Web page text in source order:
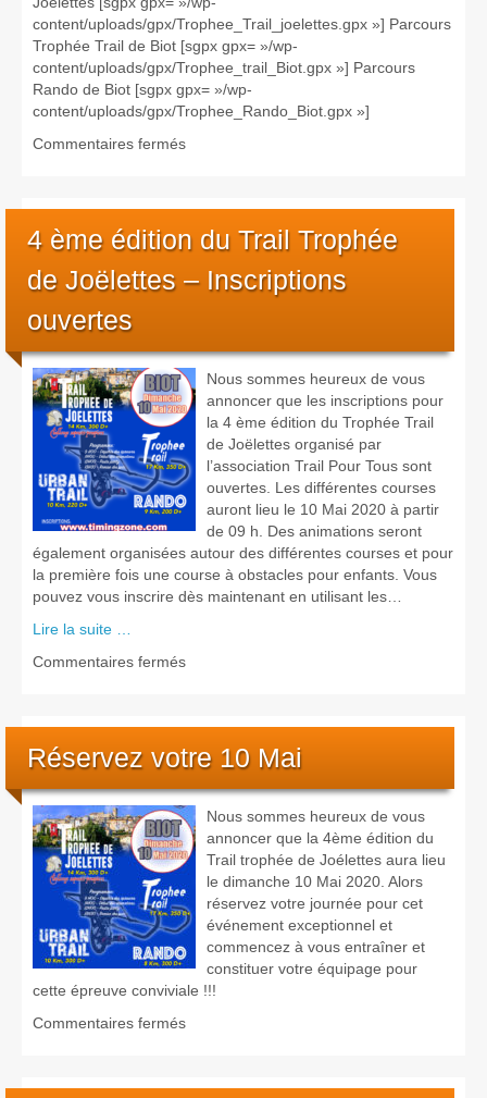
content/uploads/gpx/Trophee_Trail_joelettes.gpx »] Parcours
Trophée Trail de Biot [sgpx gpx= »/wp-
content/uploads/gpx/Trophee_trail_Biot.gpx »] Parcours
Rando de Biot [sgpx gpx= »/wp-
content/uploads/gpx/Trophee_Rando_Biot.gpx »]
Commentaires ferméssur
édition
du
Trail
Trophée
Les
parcours
4 ème édition du Trail Trophée
de Joëlettes – Inscriptions
ouvertes
Nous sommes heureux de vous
annoncer que les inscriptions pour
la 4 ème édition du Trophée Trail
de Joëlettes organisé par
l’association Trail Pour Tous sont
ouvertes. Les différentes courses
auront lieu le 10 Mai 2020 à partir
de 09 h. Des animations seront
également organisées autour des différentes courses et pour
la première fois une course à obstacles pour enfants. Vous
pouvez vous inscrire dès maintenant en utilisant les…
Lire la suite …
Commentaires ferméssur
édition
du
Trail
Trophée
de
Joëlettes
–
Inscriptions
ouvertes
Réservez votre 10 Mai
Nous sommes heureux de vous
annoncer que la 4ème édition du
Trail trophée de Joélettes aura lieu
le dimanche 10 Mai 2020. Alors
réservez votre journée pour cet
événement exceptionnel et
commencez à vous entraîner et
constituer votre équipage pour
cette épreuve conviviale !!!
Commentaires ferméssur
10